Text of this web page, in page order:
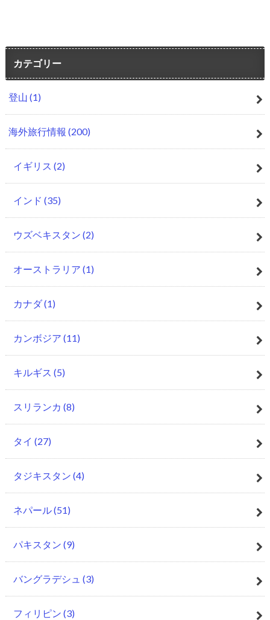
カテゴリー
登山 (1)
海外旅行情報 (200)
イギリス (2)
インド (35)
ウズベキスタン (2)
オーストラリア (1)
カナダ(1)
カンボジア (11)
キルギス (5)
スリランカ (8)
タイ (27)
タジキスタン (4)
ネパール(51)
パキスタン (9)
バングラデシュ (3)
フィリピン (3)